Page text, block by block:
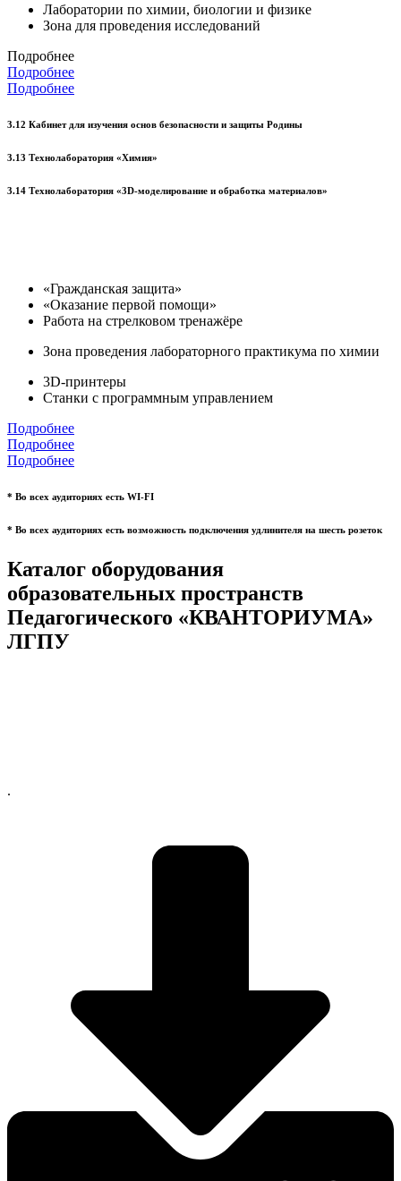
Лаборатории по химии, биологии и физике
Зона для проведения исследований
Подробнее
Подробнее
Подробнее
3.12 Кабинет для изучения основ безопасности и защиты Родины
3.13 Технолаборатория «Химия»
3.14 Технолаборатория «3D-моделирование и обработка материалов»
«Гражданская защита»
«Оказание первой помощи»
Работа на стрелковом тренажёре
Зона проведения лабораторного практикума по химии
3D-принтеры
Станки с программным управлением
Подробнее
Подробнее
Подробнее
* Во всех аудиториях есть WI-FI
* Во всех аудиториях есть возможность подключения удлинителя на шесть розеток
Каталог оборудования
образовательных пространств
Педагогического «КВАНТОРИУМА»
ЛГПУ
.